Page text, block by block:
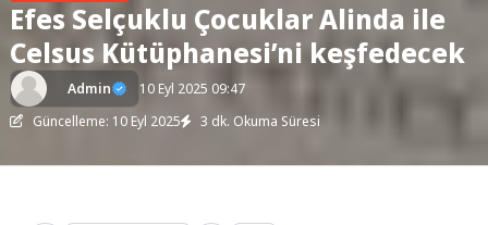
Efes Selçuklu Çocuklar Alinda ile
Celsus Kütüphanesi’ni keşfedecek
Admin
10 Eyl 2025 09:47
Güncelleme: 10 Eyl 2025
3 dk. Okuma Süresi